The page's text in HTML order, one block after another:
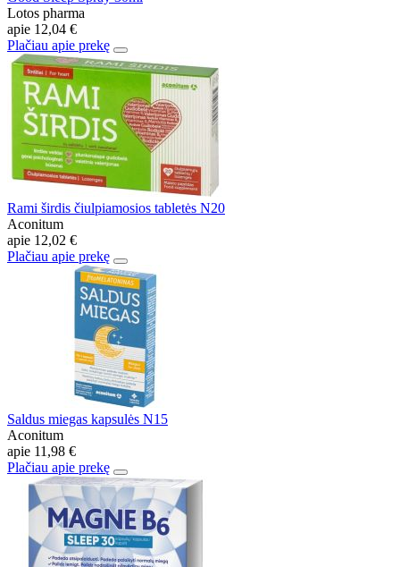
Lotos pharma
apie 12,04 €
Plačiau apie prekę
Rami širdis čiulpiamosios tabletės N20
Aconitum
apie 12,02 €
Plačiau apie prekę
Saldus miegas kapsulės N15
Aconitum
apie 11,98 €
Plačiau apie prekę